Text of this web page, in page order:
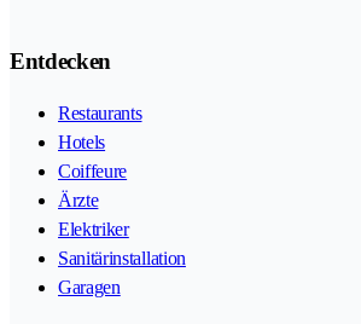
Entdecken
Restaurants
Hotels
Coiffeure
Ärzte
Elektriker
Sanitärinstallation
Garagen